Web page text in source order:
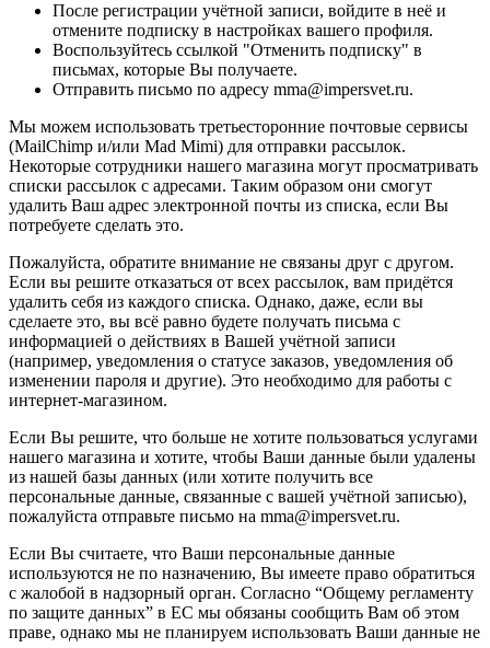
После регистрации учётной записи, войдите в неё и
отмените подписку в настройках вашего профиля.
Воспользуйтесь ссылкой "Отменить подписку" в
письмах, которые Вы получаете.
Отправить письмо по адресу mma@impersvet.ru.
Мы можем использовать третьесторонние почтовые сервисы
(MailChimp и/или Mad Mimi) для отправки рассылок.
Некоторые сотрудники нашего магазина могут просматривать
списки рассылок с адресами. Таким образом они смогут
удалить Ваш адрес электронной почты из списка, если Вы
потребуете сделать это.
Пожалуйста, обратите внимание не связаны друг с другом.
Если вы решите отказаться от всех рассылок, вам придётся
удалить себя из каждого списка. Однако, даже, если вы
сделаете это, вы всё равно будете получать письма с
информацией о действиях в Вашей учётной записи
(например, уведомления о статусе заказов, уведомления об
изменении пароля и другие). Это необходимо для работы с
интернет-магазином.
Если Вы решите, что больше не хотите пользоваться услугами
нашего магазина и хотите, чтобы Ваши данные были удалены
из нашей базы данных (или хотите получить все
персональные данные, связанные с вашей учётной записью),
пожалуйста отправьте письмо на mma@impersvet.ru.
Если Вы считаете, что Ваши персональные данные
используются не по назначению, Вы имеете право обратиться
с жалобой в надзорный орган. Согласно “Общему регламенту
по защите данных” в ЕС мы обязаны сообщить Вам об этом
праве, однако мы не планируем использовать Ваши данные не